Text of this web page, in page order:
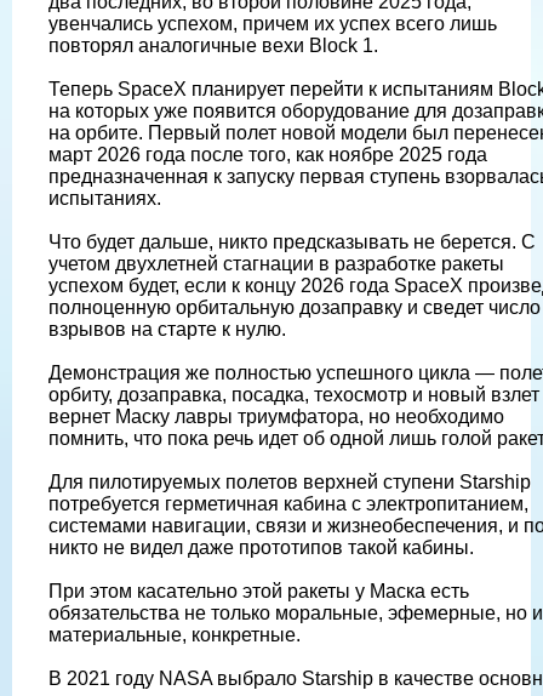
увенчались успехом, причем их успех всего лишь
повторял аналогичные вехи Block 1.
Теперь SpaceX планирует перейти к испытаниям
на которых уже появится оборудование для
на орбите. Первый полет новой модели был
март 2026 года после того, как ноябре 2025 года
предназначенная к запуску первая ступень
испытаниях.
Что будет дальше, никто предсказывать не берется. С
учетом двухлетней стагнации в разработке ракеты
успехом будет, если к концу 2026 года SpaceX
полноценную орбитальную дозаправку и сведет число
взрывов на старте к нулю.
Демонстрация же полностью успешного цикла —
орбиту, дозаправка, посадка, техосмотр и новый
вернет Маску лавры триумфатора, но необходимо
помнить, что пока речь идет об одной лишь голой
Для пилотируемых полетов верхней ступени Starship
потребуется герметичная кабина с электропитанием,
системами навигации, связи и жизнеобеспечения, и
никто не видел даже прототипов такой кабины.
При этом касательно этой ракеты у Маска есть
обязательства не только моральные, эфемерные, но и
материальные, конкретные.
В 2021 году NASA выбрало Starship в качестве